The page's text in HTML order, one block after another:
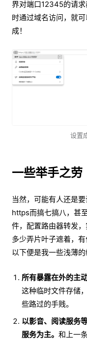
界对端口12345的请
时通过域名访问，就
成！
设置
一些举手之劳
当然，可能有人还是
https而搞七搞八，甚
件，配置路由器转发，
多少弄片叶子遮着，
以下便是我一些浅薄的
所有暴露在外的主
这种临时文件存储
些路过的手贱。
以影音、阅读服务
服务为主。 和上一